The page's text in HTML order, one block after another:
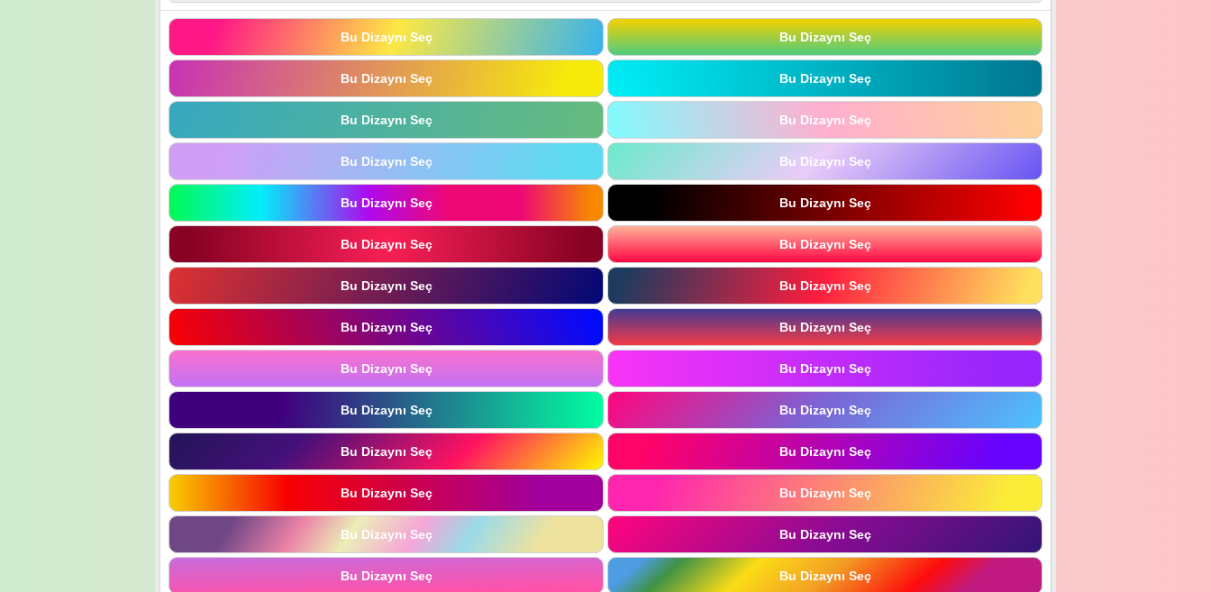
Bu Dizaynı Seç Bu Dizaynı Seç
Bu Dizaynı Seç Bu Dizaynı Seç
Bu Dizaynı Seç Bu Dizaynı Seç
Bu Dizaynı Seç Bu Dizaynı Seç
Bu Dizaynı Seç Bu Dizaynı Seç
Bu Dizaynı Seç Bu Dizaynı Seç
Bu Dizaynı Seç Bu Dizaynı Seç
Bu Dizaynı Seç Bu Dizaynı Seç
Bu Dizaynı Seç Bu Dizaynı Seç
Bu Dizaynı Seç Bu Dizaynı Seç
Bu Dizaynı Seç Bu Dizaynı Seç
Bu Dizaynı Seç Bu Dizaynı Seç
Bu Dizaynı Seç Bu Dizaynı Seç
Bu Dizaynı Seç Bu Dizaynı Seç